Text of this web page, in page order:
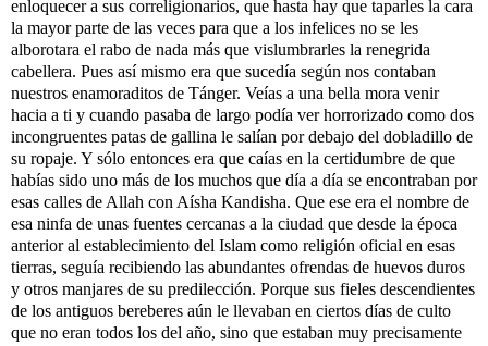
enloquecer a sus correligionarios, que hasta hay que taparles la cara
la mayor parte de las veces para que a los infelices no se les
alborotara el rabo de nada más que vislumbrarles la renegrida
cabellera. Pues así mismo era que sucedía según nos contaban
nuestros enamoraditos de Tánger. Veías a una bella mora venir
hacia a ti y cuando pasaba de largo podía ver horrorizado como dos
incongruentes patas de gallina le salían por debajo del dobladillo de
su ropaje. Y sólo entonces era que caías en la certidumbre de que
habías sido uno más de los muchos que día a día se encontraban por
esas calles de Allah con Aísha Kandisha. Que ese era el nombre de
esa ninfa de unas fuentes cercanas a la ciudad que desde la época
anterior al establecimiento del Islam como religión oficial en esas
tierras, seguía recibiendo las abundantes ofrendas de huevos duros
y otros manjares de su predilección. Porque sus fieles descendientes
de los antiguos bereberes aún le llevaban en ciertos días de culto
que no eran todos los del año, sino que estaban muy precisamente